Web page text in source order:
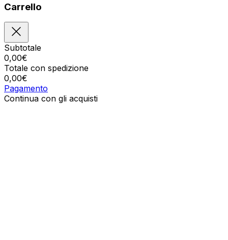
Carrello
Subtotale
0,00€
Totale con spedizione
0,00€
Pagamento
Continua con gli acquisti